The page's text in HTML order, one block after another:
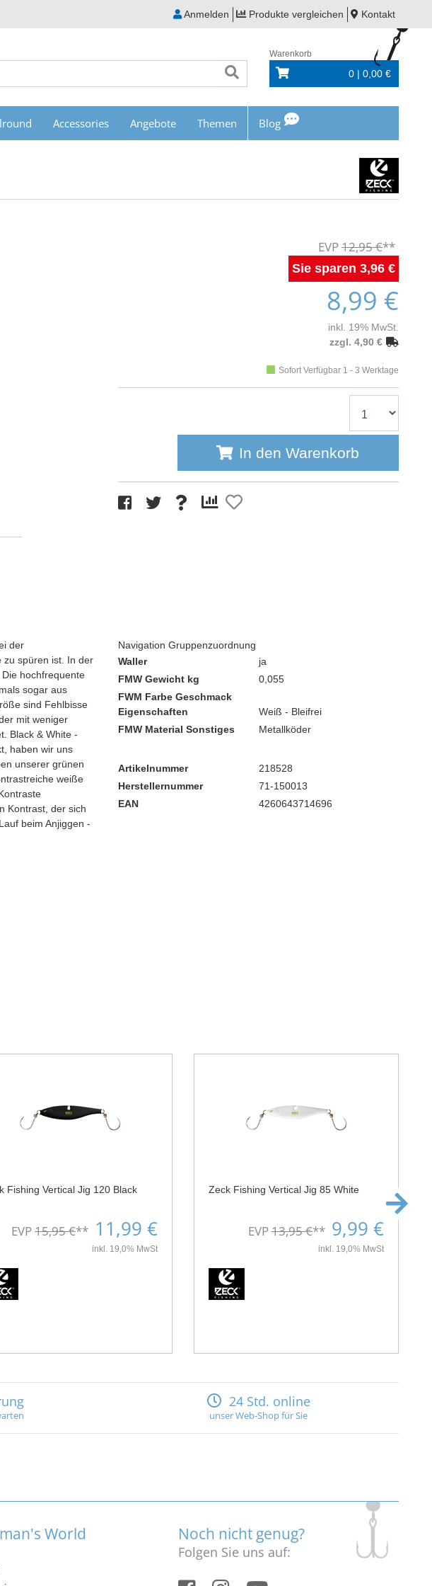
Anmelden Produkte vergleichen Kontakt
Warenkorb
0 | 0,00 €
Accessories Angebote Themen Blog
12,95 €
3,96 €
8,99 €
inkl. 19% MwSt.
zzgl. 4,90 €
Sofort Verfügbar 1 - 3 Werktage
In den Warenkorb
der
zu spüren ist. In der
hochfrequente
sogar aus
sind Fehlbisse
mit weniger
Black & White -
haben wir uns
unserer grünen
weiße
Kontrast, der sich
beim Anjiggen -
Navigation Gruppenzuordnung
Waller
ja
FMW Gewicht kg
0,055
FWM Farbe Geschmack
Eigenschaften
Weiß - Bleifrei
FMW Material Sonstiges
Metallköder
Artikelnummer
218528
Herstellernummer
71-150013
EAN
4260643714696
Fishing Vertical Jig 120 Black
EVP15,95 €** 11,99 €
inkl. 19,0% MwSt
Zeck Fishing Vertical Jig 85 White
EVP13,95 €** 9,99 €
inkl. 19,0% MwSt
24 Std. online
unser Web-Shop für Sie
World Noch nicht genug?
Folgen Sie uns auf: